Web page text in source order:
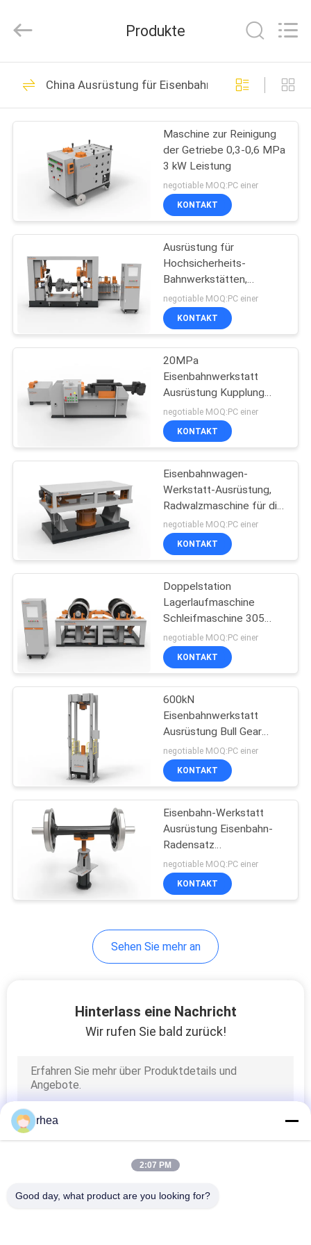
HAUS
PRODUKTE
ÜBER
FABRIK-
AUSFLUG
QUALITÄTSKONTROLLE
TRETEN
MIT
UNS
VERBINDUNG
NACHRICHTEN
FÄLLE
SITEMAP
PRIVACY
POLICY
Ltd..
Bahnersatzteile
45
Eisenbahnachse
22
Eisenbahndrehgestell
Eisenbahnrad-Set
Stahlschienen-Räder
20
Eisenbahntankwagen
Flachbahnwagen
Hopperwagen
6
Produkte
China Ausrüstung für Eisenbahnwerkstätten
Maschine zur Reinigung
der Getriebe 0,3-0,6 MPa
3 kW Leistung
negotiable MOQ:PC einer
KONTAKT
Ausrüstung für
Hochsicherheits-
Bahnwerkstätten,
Waschmaschine für
Radgetriebe
negotiable MOQ:PC einer
KONTAKT
20MPa
Eisenbahnwerkstatt
Ausrüstung Kupplung
Puffermontage
Demontage Maschine
negotiable MOQ:PC einer
KONTAKT
Eisenbahnwagen-
Werkstatt-Ausrüstung,
Radwalzmaschine für die
Rotation von Radsätzen
negotiable MOQ:PC einer
KONTAKT
Doppelstation
Lagerlaufmaschine
Schleifmaschine 305
U/min Niedriger
Stromverbrauch
negotiable MOQ:PC einer
KONTAKT
600kN
Eisenbahnwerkstatt
Ausrüstung Bull Gear
Press Montage
Maschine
negotiable MOQ:PC einer
KONTAKT
Eisenbahn-Werkstatt
Ausrüstung Eisenbahn-
Radensatz
Pneumatischer Pick
negotiable MOQ:PC einer
KONTAKT
Sehen Sie mehr an
Hinterlass eine Nachricht
Wir rufen Sie bald zurück!
rhea
2:07 PM
Good day, what product are you looking for?